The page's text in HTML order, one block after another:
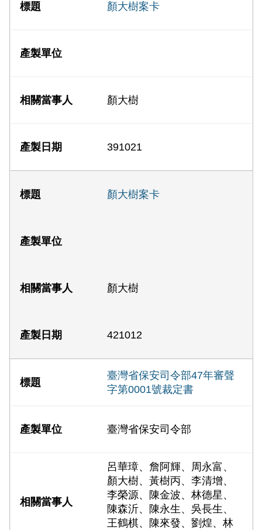
顏大樹案卡
顏大樹
391021
顏大樹案卡
顏大樹
421012
臺灣省保安司令部47年審聲
字第0001號裁定書
臺灣省保安司令部
呂華璋、詹阿輝、周永富、
顏大樹、黃樹丙、李清增、
李榮源、陳金波、林德星、
陳森沂、陳永生、吳長生、
王鶴棋、陳來發、劉煌、林